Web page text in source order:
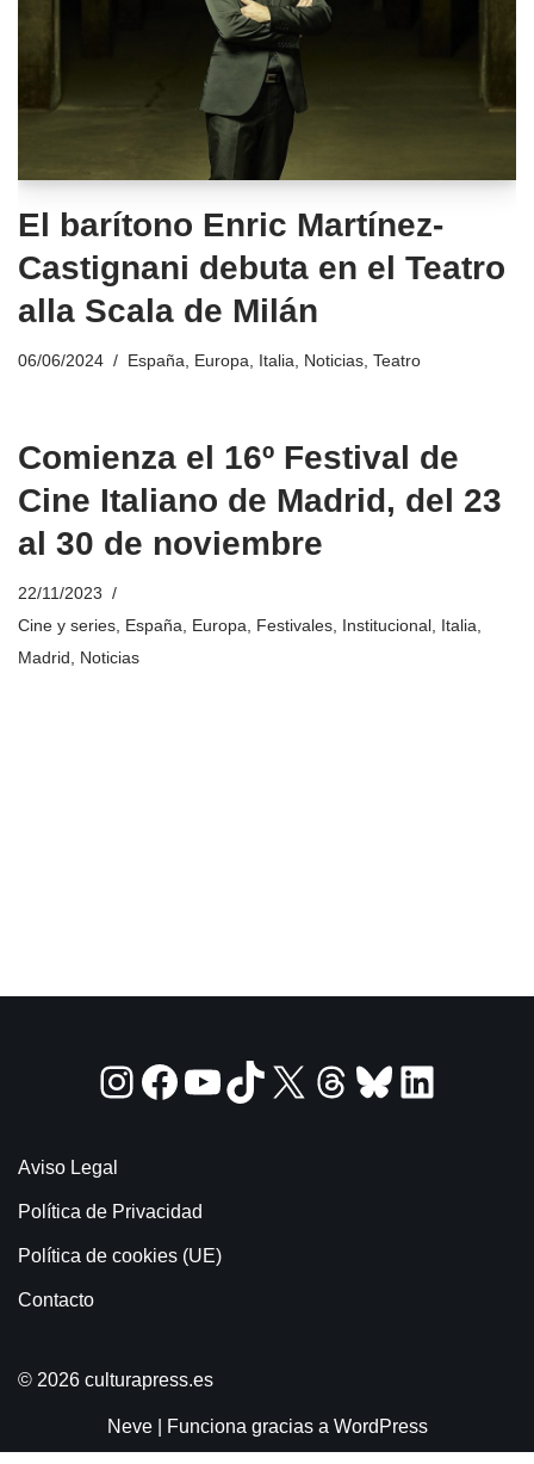
El barítono Enric Martínez-
Castignani debuta en el Teatro
alla Scala de Milán
06/06/2024 España, Europa, Italia, Noticias, Teatro
Comienza el 16º Festival de
Cine Italiano de Madrid, del 23
al 30 de noviembre
22/11/2023
Cine y series, España, Europa, Festivales, Institucional, Italia,
Madrid, Noticias
Aviso Legal
Política de Privacidad
Política de cookies (UE)
Contacto
© 2026 culturapress.es
Neve| Funciona gracias a WordPress